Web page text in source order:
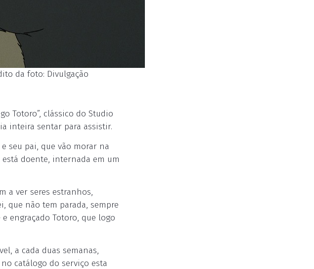
da foto: Divulgação
Totoro”, clássico do Studio
inteira sentar para assistir.
seu pai, que vão morar na
está doente, internada em um
a ver seres estranhos,
que não tem parada, sempre
engraçado Totoro, que logo
a cada duas semanas,
catálogo do serviço esta